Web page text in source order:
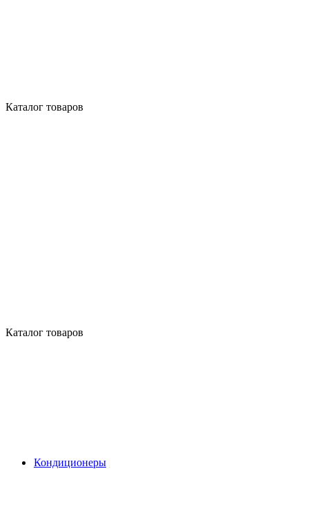
Каталог товаров
Каталог товаров
Кондиционеры